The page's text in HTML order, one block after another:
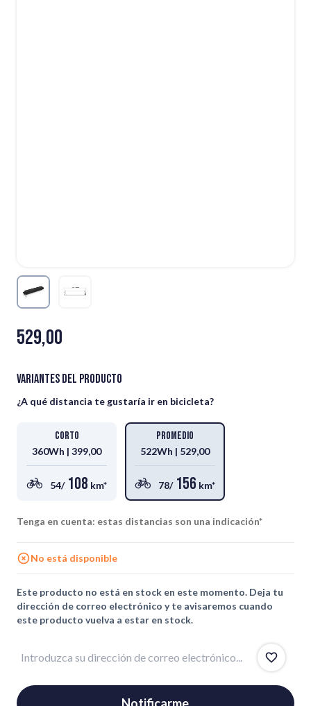
529,00
Variantes del producto
¿A qué distancia te gustaría ir en bicicleta?
Corto
360Wh | 399,00
54/ 108 km*
Promedio
522Wh | 529,00
78/ 156 km*
Tenga en cuenta: estas distancias son una indicación*
No está disponible
Este producto no está en stock en este momento. Deja tu
dirección de correo electrónico y te avisaremos cuando
este producto vuelva a estar en stock.